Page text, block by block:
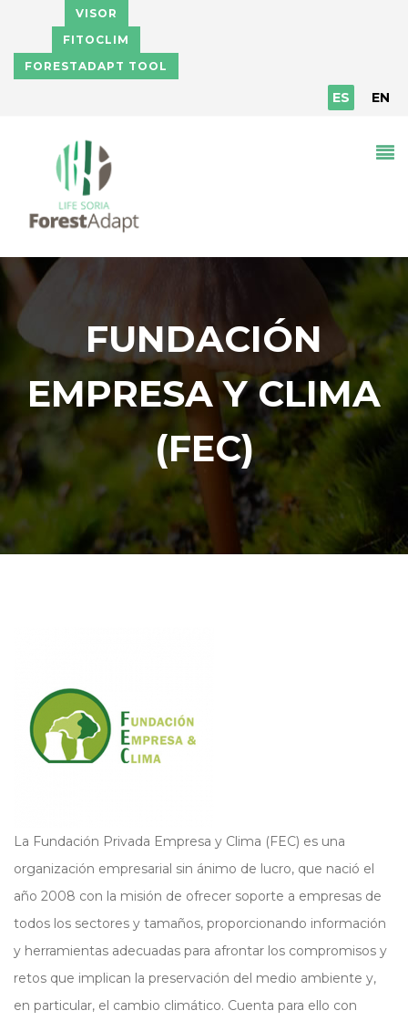
Pasar al contenido principal
VISOR
FITOCLIM
FORESTADAPT TOOL
ES EN
FUNDACIÓN
EMPRESA Y CLIMA
(FEC)
La Fundación Privada Empresa y Clima (FEC) es una
organización empresarial sin ánimo de lucro, que nació el
año 2008 con la misión de ofrecer soporte a empresas de
todos los sectores y tamaños, proporcionando información
y herramientas adecuadas para afrontar los compromisos y
retos que implican la preservación del medio ambiente y,
en particular, el cambio climático. Cuenta para ello con